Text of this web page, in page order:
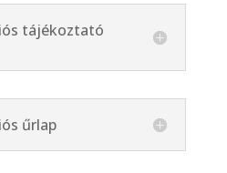
tájékoztató
űrlap